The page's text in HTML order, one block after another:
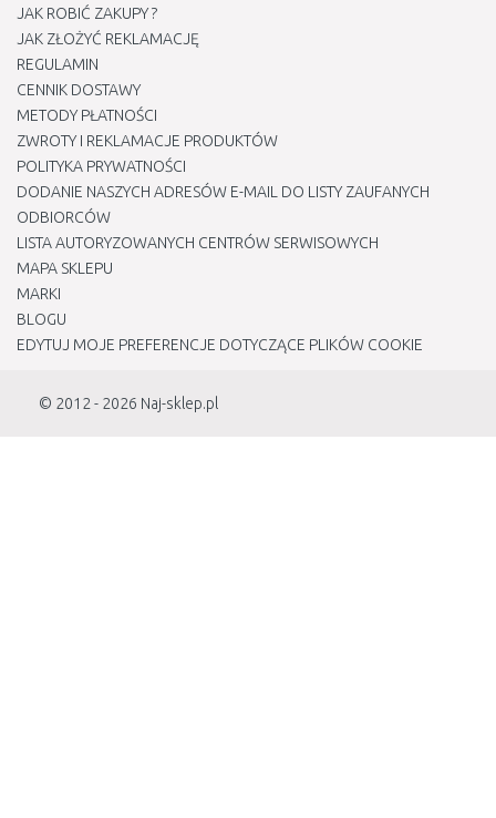
JAK ROBIĆ ZAKUPY ?
JAK ZŁOŻYĆ REKLAMACJĘ
REGULAMIN
CENNIK DOSTAWY
METODY PŁATNOŚCI
ZWROTY I REKLAMACJE PRODUKTÓW
POLITYKA PRYWATNOŚCI
DODANIE NASZYCH ADRESÓW E-MAIL DO LISTY ZAUFANYCH
ODBIORCÓW
LISTA AUTORYZOWANYCH CENTRÓW SERWISOWYCH
MAPA SKLEPU
MARKI
BLOGU
EDYTUJ MOJE PREFERENCJE DOTYCZĄCE PLIKÓW COOKIE
© 2012 - 2026 Naj-sklep.pl